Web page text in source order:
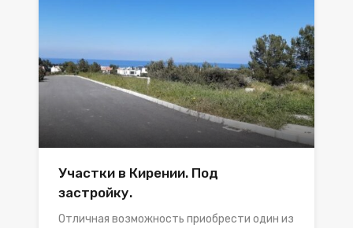
Участки в Кирении. Под
застройку.
Отличная возможность приобрести один из